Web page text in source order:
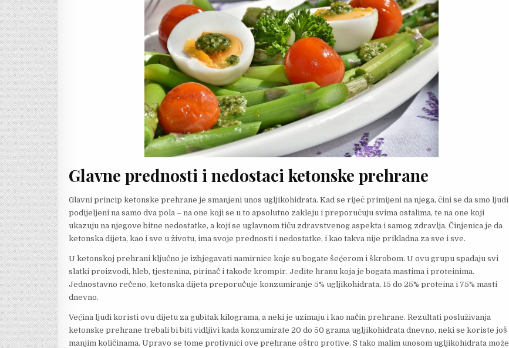
Glavne prednosti i nedostaci ketonske prehrane
Glavni princip ketonske prehrane je smanjeni unos ugljikohidrata. Kad se riječ primijeni na njega, čini se da smo ljudi
podijeljeni na samo dva pola – na one koji se u to apsolutno zakleju i preporučuju svima ostalima, te na one koji
ukazuju na njegove bitne nedostatke, a koji se uglavnom tiču ​​zdravstvenog aspekta i samog zdravlja. Činjenica je da
ketonska dijeta, kao i sve u životu, ima svoje prednosti i nedostatke, i kao takva nije prikladna za sve i sve.
U ketonskoj prehrani ključno je izbjegavati namirnice koje su bogate šećerom i škrobom. U ovu grupu spadaju svi
slatki proizvodi, hleb, tjestenina, pirinač i takođe krompir. Jedite hranu koja je bogata mastima i proteinima.
Jednostavno rečeno, ketonska dijeta preporučuje konzumiranje 5% ugljikohidrata, 15 do 25% proteina i 75% masti
dnevno.
Većina ljudi koristi ovu dijetu za gubitak kilograma, a neki je uzimaju i kao način prehrane. Rezultati posluživanja
ketonske prehrane trebali bi biti vidljivi kada konzumirate 20 do 50 grama ugljikohidrata dnevno, neki se koriste još
manjim količinama. Upravo se tome protivnici ove prehrane oštro protive. S tako malim unosom ugljikohidrata može